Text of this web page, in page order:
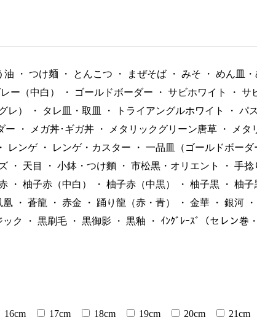
油 ・ つけ麺 ・ とんこつ ・ まぜそば ・ みそ ・ めん皿
ー（中白） ・ ゴールドボーダー ・ サビホワイト ・ サ
レ） ・ タレ皿・取皿 ・ トライアングルホワイト ・ パ
ー ・ メガ丼･ギガ丼 ・ メタリックグリーン唐草 ・ メタ
・ レンゲ ・ レンゲ・カスター ・ 一品皿（ゴールドボーダ
・ 天目 ・ 小鉢・つけ麵 ・ 市松黒・オリエント ・ 手捻
・ 柚子赤（中白） ・ 柚子赤（中黒） ・ 柚子黒 ・ 柚子
凰 ・ 蒼龍 ・ 赤金 ・ 踊り龍（赤・青） ・ 金華 ・ 銀河 ・
ック ・ 黒刷毛 ・ 黒御影 ・ 黒釉 ・ ｲﾝｸﾞﾚｰｽﾞ（セレン巻
16cm 17cm 18cm 19cm 20cm 21cm